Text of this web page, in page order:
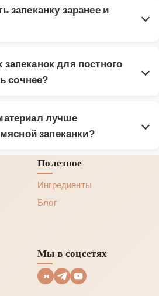
запеканку заранее и
для постного
сочнее?
лучше
запеканки?
Полезное
Ингредиенты
Блог
Мы в соцсетях